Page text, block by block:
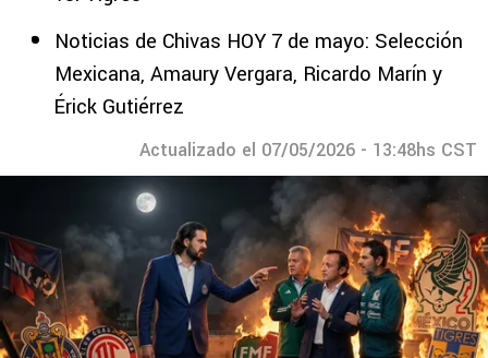
Noticias de Chivas HOY 7 de mayo: Selección
Mexicana, Amaury Vergara, Ricardo Marín y
Érick Gutiérrez
Actualizado el 07/05/2026 - 13:48hs CST